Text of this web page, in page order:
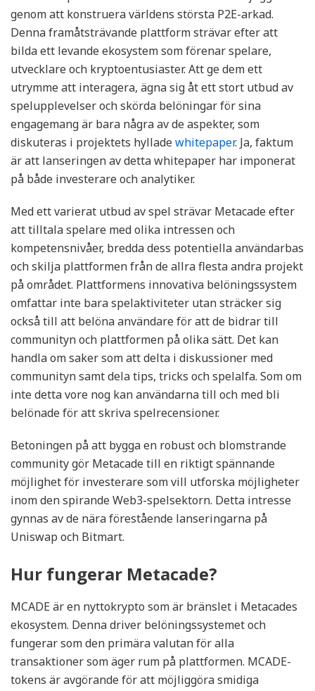
genom att konstruera världens största P2E-arkad.
Denna framåtsträvande plattform strävar efter att
bilda ett levande ekosystem som förenar spelare,
utvecklare och kryptoentusiaster. Att ge dem ett
utrymme att interagera, ägna sig åt ett stort utbud av
spelupplevelser och skörda belöningar för sina
engagemang är bara några av de aspekter, som
diskuteras i projektets hylladewhitepaper. Ja, faktum
är att lanseringen av detta whitepaper har imponerat
på både investerare och analytiker.
Med ett varierat utbud av spel strävar Metacade efter
att tilltala spelare med olika intressen och
kompetensnivåer, bredda dess potentiella användarbas
och skilja plattformen från de allra flesta andra projekt
på området. Plattformens innovativa belöningssystem
omfattar inte bara spelaktiviteter utan sträcker sig
också till att belöna användare för att de bidrar till
communityn och plattformen på olika sätt. Det kan
handla om saker som att delta i diskussioner med
communityn samt dela tips, tricks och spelalfa. Som om
inte detta vore nog kan användarna till och med bli
belönade för att skriva spelrecensioner.
Betoningen på att bygga en robust och blomstrande
community gör Metacade till en riktigt spännande
möjlighet för investerare som vill utforska möjligheter
inom den spirande Web3-spelsektorn. Detta intresse
gynnas av de nära förestående lanseringarna på
Uniswap och Bitmart.
Hur fungerar Metacade?
MCADE är en nyttokrypto som är bränslet i Metacades
ekosystem. Denna driver belöningssystemet och
fungerar som den primära valutan för alla
transaktioner som äger rum på plattformen. MCADE-
tokens är avgörande för att möjliggöra smidiga